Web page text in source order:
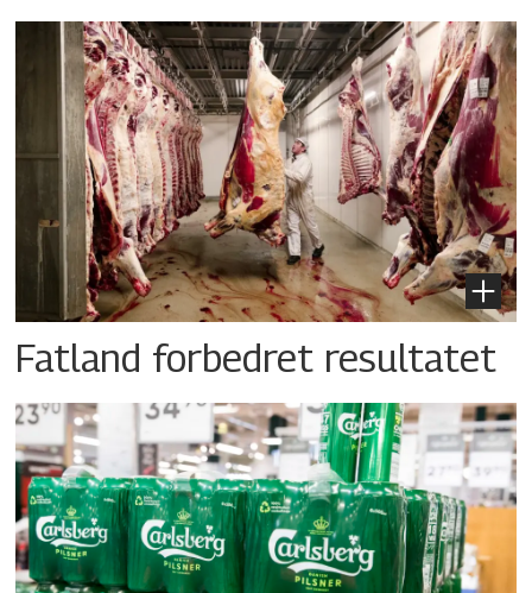
Fatland forbedret resultatet